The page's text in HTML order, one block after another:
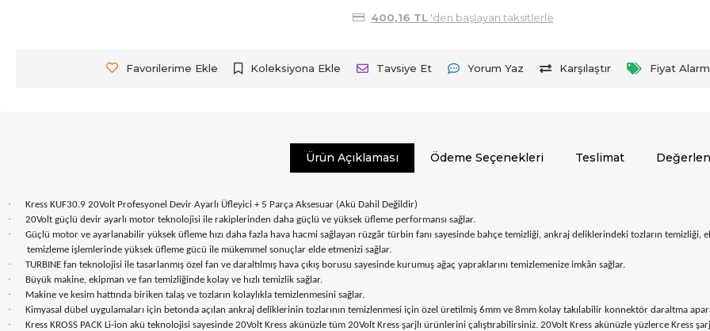
400,16 TL'den başlayan taksitlerle
Favorilerime Ekle Koleksiyona Ekle Tavsiye Et Yorum Yaz Karşılaştır Fiyat
Ürün Açıklaması Ödeme Seçenekleri Teslimat
· Kress KUF30.9 20Volt Profesyonel Devir Ayarlı Üfleyici + 5 Parça Aksesuar (Akü Dahil Değildir)
· 20Volt güçlü devir ayarlı motor teknolojisi ile rakiplerinden daha güçlü ve yüksek üfleme performansı sağlar.
·
Güçlü motor ve ayarlanabilir yüksek üfleme hızı daha fazla hava hacmi sağlayan rüzgâr türbin fanı sayesinde bahçe temizliği, ankraj deliklerindeki tozların
temizleme işlemlerinde yüksek üfleme gücü ile mükemmel sonuçlar elde etmenizi sağlar.
· TURBINE fan teknolojisi ile tasarlanmış özel fan ve daraltılmış hava çıkış borusu sayesinde kurumuş ağaç yapraklarını temizlemenize imkân sağlar.
· Büyük makine, ekipman ve fan temizliğinde kolay ve hızlı temizlik sağlar.
· Makine ve kesim hattında biriken talaş ve tozların kolaylıkla temizlenmesini sağlar.
· Kimyasal dübel uygulamaları için betonda açılan ankraj deliklerinin tozlarının temizlenmesi için özel üretilmiş 6mm ve 8mm kolay takılabilir konnektör daraltma
· Kress KROSS PACK Li-ion akü teknolojisi sayesinde 20Volt Kress akünüzle tüm 20Volt Kress şarjlı ürünlerini çalıştırabilirsiniz. 20Volt Kress akünüzle yüzlerce Kress